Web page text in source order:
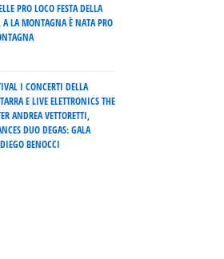
PRO LOCO FESTA DELLA
A LA MONTAGNA È NATA PRO
I CONCERTI DELLA
E LIVE ELETTRONICS THE
ANDREA VETTORETTI,
DUO DEGAS: GALA
BENOCCI